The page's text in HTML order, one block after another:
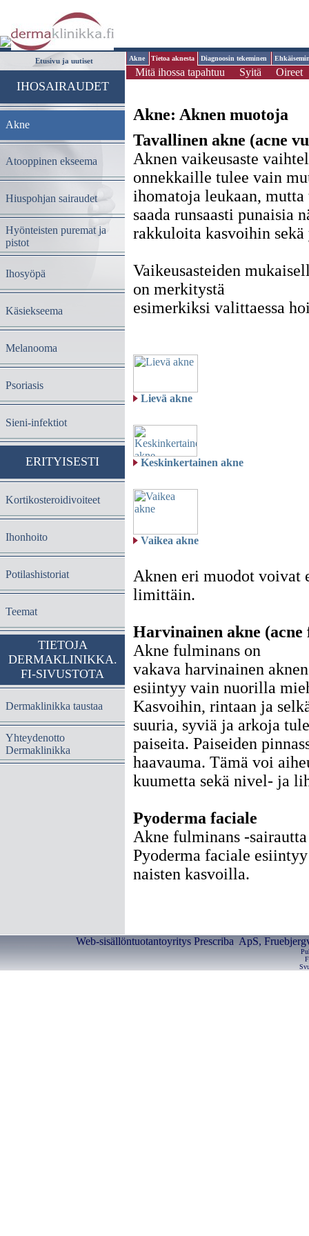
Etusivu ja uutiset
IHOSAIRAUDET
Akne
Atooppinen ekseema
Hiuspohjan sairaudet
Hyönteisten puremat ja
pistot
Ihosyöpä
Käsiekseema
Melanooma
Psoriasis
Sieni-infektiot
ERITYISESTI
Kortikosteroidivoiteet
Ihonhoito
Potilashistoriat
Teemat
TIETOJA
DERMAKLINIKKA.
FI-SIVUSTOTA
Dermaklinikka taustaa
Yhteydenotto
Dermaklinikka
Akne Tietoa aknesta Diagnoosin tekeminen
Mitä ihossa tapahtuu Syitä Oireet
Akne: Aknen muotoja
Tavallinen akne (acne
Aknen vaikeusaste
onnekkaille tulee vain
ihomatoja leukaan,
saada runsaasti punaisia
rakkuloita kasvoihin
Vaikeusasteiden
on merkitystä
esimerkiksi valittaessa
Lievä akne
Keskinkertainen akne
Vaikea akne
Aknen eri muodot voivat
limittäin.
Harvinainen akne (acne
Akne fulminans on
vakava harvinainen
esiintyy vain nuorilla
Kasvoihin, rintaan ja
suuria, syviä ja arkoja
paiseita. Paiseiden
haavauma. Tämä voi
kuumetta sekä nivel- ja
Pyoderma faciale
Akne fulminans -
Pyoderma faciale
naisten kasvoilla.
Web-sisällöntuotantoyritys Prescriba ApS,